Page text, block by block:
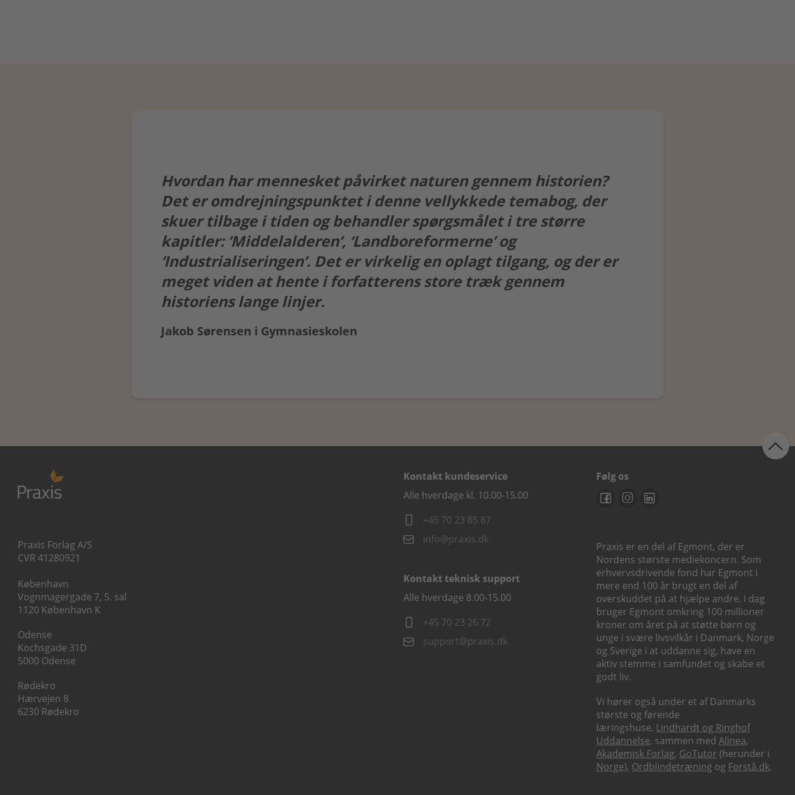
Hvordan har mennesket påvirket naturen gennem historien?
Det er omdrejningspunktet i denne vellykkede temabog, der
skuer tilbage i tiden og behandler spørgsmålet i tre større
kapitler: ‘Middelalderen’, ‘Landboreformerne’ og
‘Industrialiseringen’. Det er virkelig en oplagt tilgang, og der er
meget viden at hente i forfatterens store træk gennem
historiens lange linjer.
Jakob Sørensen i Gymnasieskolen
Praxis Forlag A/S
CVR 41280921
København
Vognmagergade 7, 5. sal
1120 København K
Odense
Kochsgade 31D
5000 Odense
Rødekro
Hærvejen 8
6230 Rødekro
Kontakt kundeservice
Alle hverdage kl. 10.00-15.00
+45 70 23 85 87
info@praxis.dk
Kontakt teknisk support
Alle hverdage 8.00-15.00
+45 70 23 26 72
support@praxis.dk
Følg os
Praxis er en del af Egmont, der er
Nordens største mediekoncern. Som
erhvervsdrivende fond har Egmont i
mere end 100 år brugt en del af
overskuddet på at hjælpe andre. I dag
bruger Egmont omkring 100 millioner
kroner om året på at støtte børn og
unge i svære livsvilkår i Danmark, Norge
og Sverige i at uddanne sig, have en
aktiv stemme i samfundet og skabe et
godt liv.
Vi hører også under et af Danmarks
største og førende
læringshuse, Lindhardt og Ringhof
Uddannelse, sammen med Alinea,
Akademisk Forlag, GoTutor (herunder i
Norge), Ordblindetræning og Forstå.dk.